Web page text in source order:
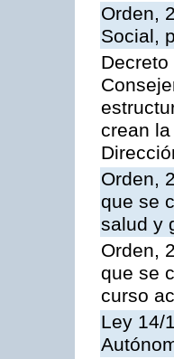
Orden,
Social,
crean
Orden,
que se
salud y
Orden,
que se
curso
Ley 14/